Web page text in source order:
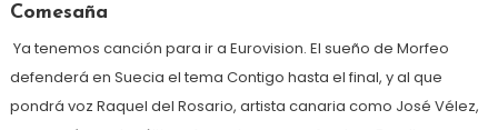
Comesaña
Ya tenemos canción para ir a Eurovision. El sueño de Morfeo
defenderá en Suecia el tema Contigo hasta el final, y al que
pondrá voz Raquel del Rosario, artista canaria como José Vélez,